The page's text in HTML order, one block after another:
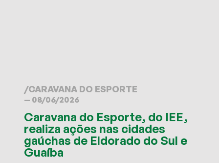
/CARAVANA DO ESPORTE
— 08/06/2026
Caravana do Esporte, do IEE,
realiza ações nas cidades
gaúchas de Eldorado do Sul e
Guaíba